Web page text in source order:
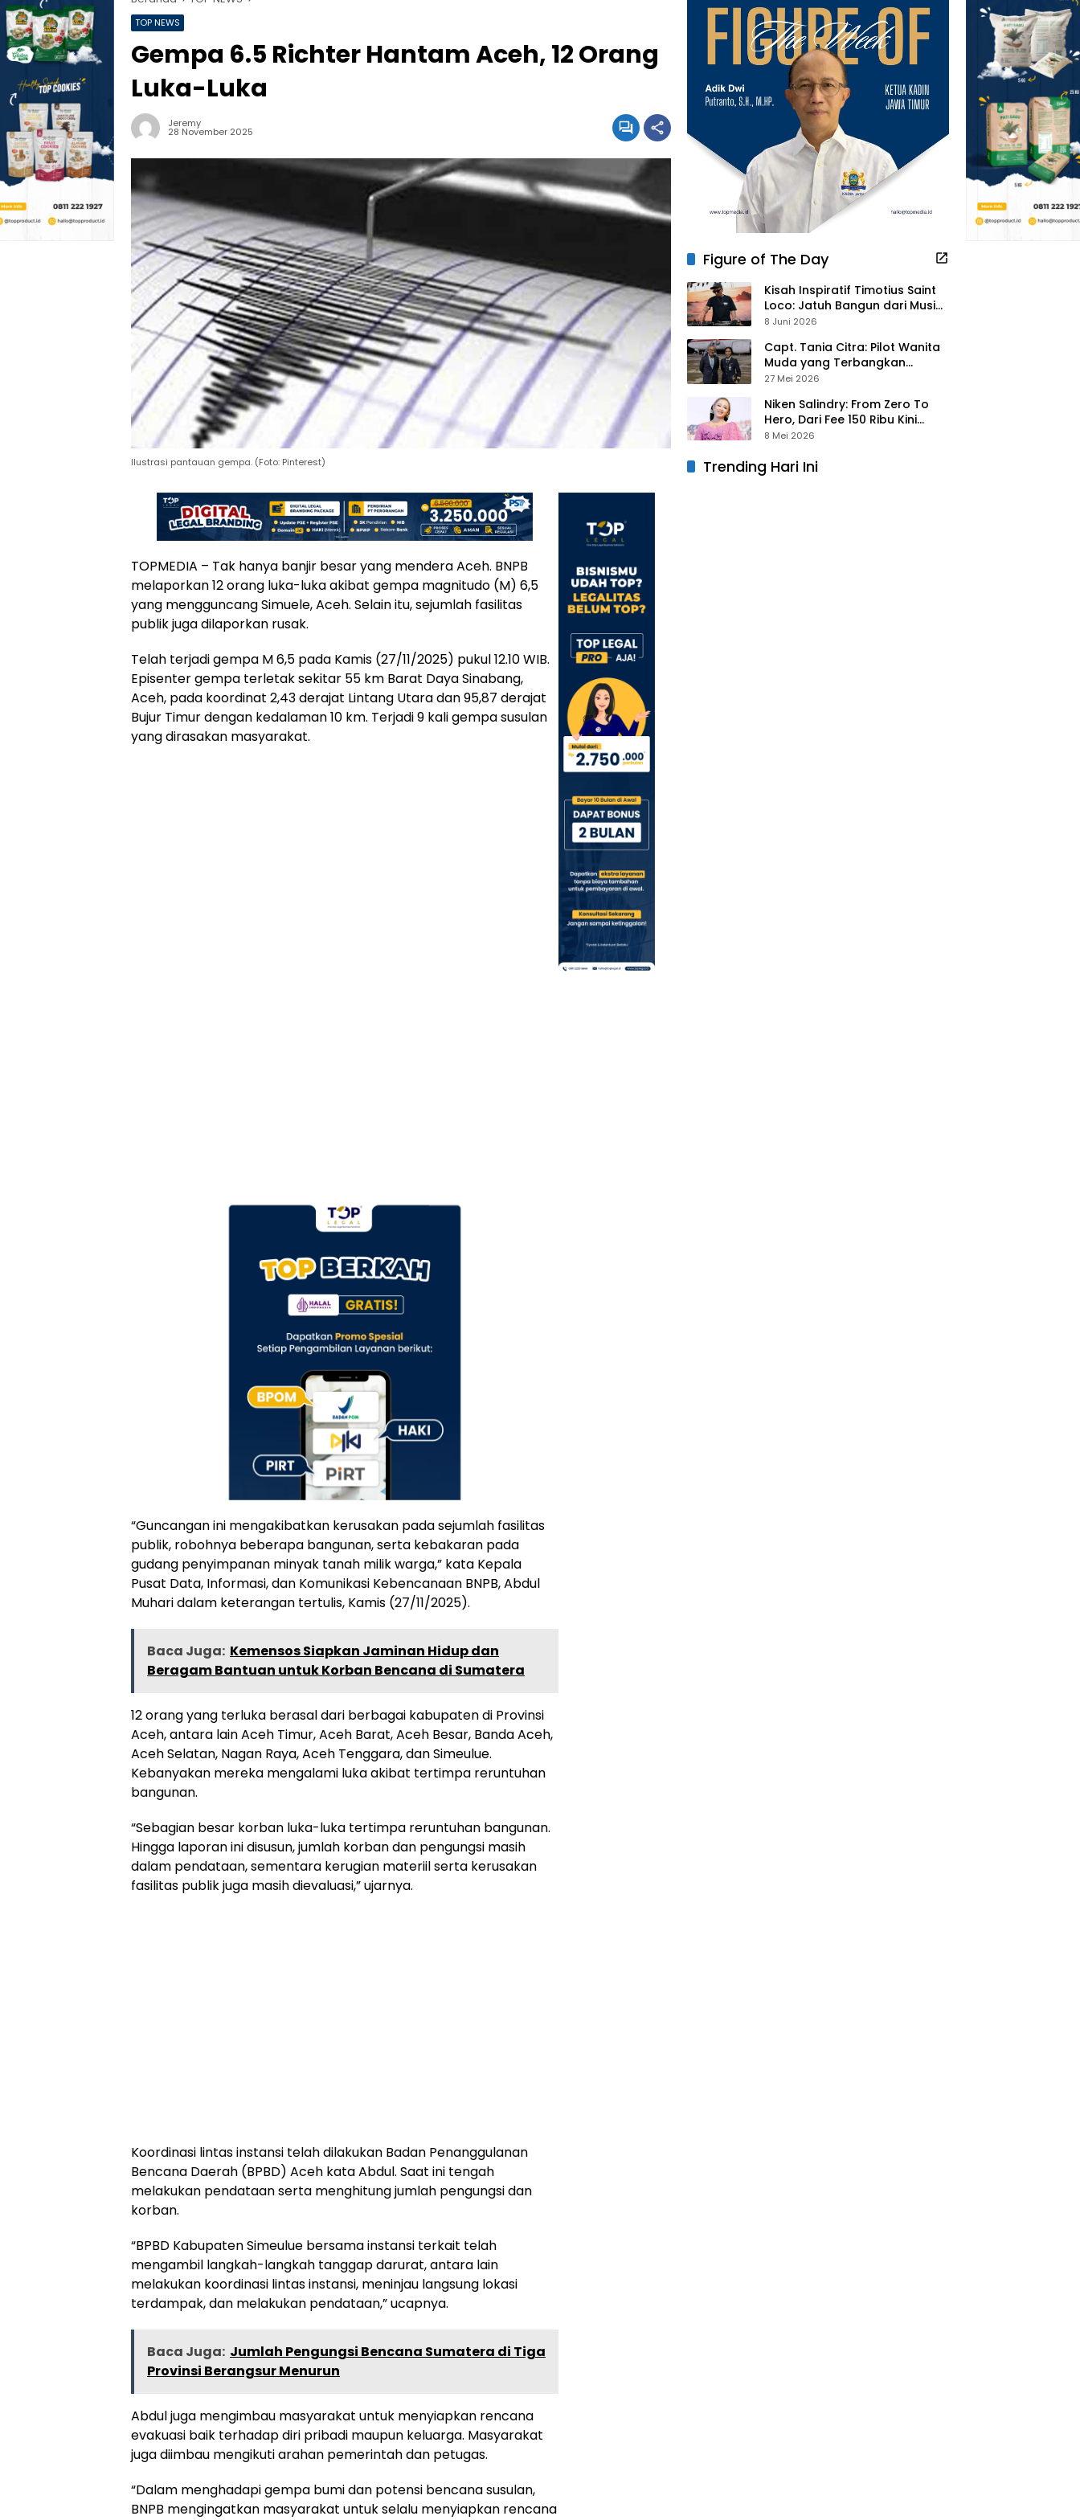
TOP NEWS
Gempa 6.5 Richter Hantam Aceh, 12 Orang
Luka-Luka
Jeremy
28 November 2025
Ilustrasi pantauan gempa. (Foto: Pinterest)
TOPMEDIA – Tak hanya banjir besar yang mendera Aceh. BNPB
melaporkan 12 orang luka-luka akibat gempa magnitudo (M) 6,5
yang mengguncang Simuele, Aceh. Selain itu, sejumlah fasilitas
publik juga dilaporkan rusak.
Telah terjadi gempa M 6,5 pada Kamis (27/11/2025) pukul 12.10 WIB.
Episenter gempa terletak sekitar 55 km Barat Daya Sinabang,
Aceh, pada koordinat 2,43 derajat Lintang Utara dan 95,87 derajat
Bujur Timur dengan kedalaman 10 km. Terjadi 9 kali gempa susulan
yang dirasakan masyarakat.
“Guncangan ini mengakibatkan kerusakan pada sejumlah fasilitas
publik, robohnya beberapa bangunan, serta kebakaran pada
gudang penyimpanan minyak tanah milik warga,” kata Kepala
Pusat Data, Informasi, dan Komunikasi Kebencanaan BNPB, Abdul
Muhari dalam keterangan tertulis, Kamis (27/11/2025).
Baca Juga: Kemensos Siapkan Jaminan Hidup dan
Beragam Bantuan untuk Korban Bencana di Sumatera
12 orang yang terluka berasal dari berbagai kabupaten di Provinsi
Aceh, antara lain Aceh Timur, Aceh Barat, Aceh Besar, Banda Aceh,
Aceh Selatan, Nagan Raya, Aceh Tenggara, dan Simeulue.
Kebanyakan mereka mengalami luka akibat tertimpa reruntuhan
bangunan.
“Sebagian besar korban luka-luka tertimpa reruntuhan bangunan.
Hingga laporan ini disusun, jumlah korban dan pengungsi masih
dalam pendataan, sementara kerugian materiil serta kerusakan
fasilitas publik juga masih dievaluasi,” ujarnya.
Koordinasi lintas instansi telah dilakukan Badan Penanggulanan
Bencana Daerah (BPBD) Aceh kata Abdul. Saat ini tengah
melakukan pendataan serta menghitung jumlah pengungsi dan
korban.
“BPBD Kabupaten Simeulue bersama instansi terkait telah
mengambil langkah-langkah tanggap darurat, antara lain
melakukan koordinasi lintas instansi, meninjau langsung lokasi
terdampak, dan melakukan pendataan,” ucapnya.
Baca Juga: Jumlah Pengungsi Bencana Sumatera di Tiga
Provinsi Berangsur Menurun
Abdul juga mengimbau masyarakat untuk menyiapkan rencana
evakuasi baik terhadap diri pribadi maupun keluarga. Masyarakat
juga diimbau mengikuti arahan pemerintah dan petugas.
“Dalam menghadapi gempa bumi dan potensi bencana susulan,
BNPB mengingatkan masyarakat untuk selalu menyiapkan rencana
Figure of The Day
Kisah Inspiratif Timotius Saint
Loco: Jatuh Bangun dari Musik,
Pelayanan Pastor, hingga
8 Juni 2026
Capt. Tania Citra: Pilot Wanita
Muda yang Terbangkan
Pesawat Presiden Prabowo ke
27 Mei 2026
Niken Salindry: From Zero To
Hero, Dari Fee 150 Ribu Kini
Punya Aset Miliaran
8 Mei 2026
Trending Hari Ini